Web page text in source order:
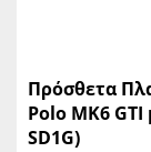
Πρόσθετα
Polo MK6 GTI
SD1G)